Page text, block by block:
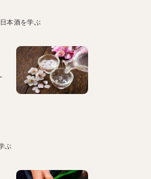
日本酒を学ぶ
ぶ